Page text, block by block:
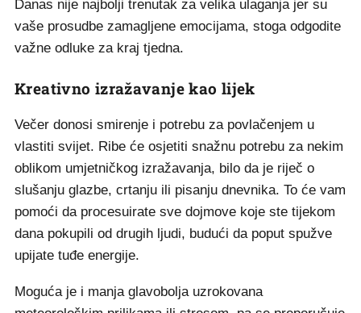
Danas nije najbolji trenutak za velika ulaganja jer su
vaše prosudbe zamagljene emocijama, stoga odgodite
važne odluke za kraj tjedna.
Kreativno izražavanje kao lijek
Večer donosi smirenje i potrebu za povlačenjem u
vlastiti svijet. Ribe će osjetiti snažnu potrebu za nekim
oblikom umjetničkog izražavanja, bilo da je riječ o
slušanju glazbe, crtanju ili pisanju dnevnika. To će vam
pomoći da procesuirate sve dojmove koje ste tijekom
dana pokupili od drugih ljudi, budući da poput spužve
upijate tuđe energije.
Moguća je i manja glavobolja uzrokovana